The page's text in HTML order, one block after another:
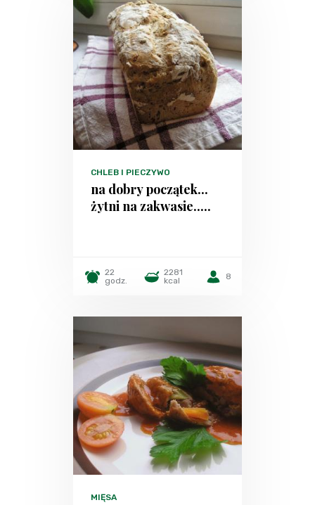
CHLEB I PIECZYWO
na dobry początek...
żytni na zakwasie.....
22
godz.
2281
kcal
8
MIĘSA